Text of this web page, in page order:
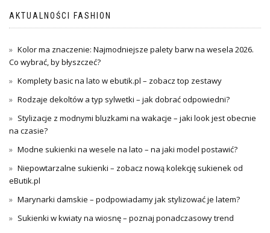
AKTUALNOŚCI FASHION
Kolor ma znaczenie: Najmodniejsze palety barw na wesela 2026.
Co wybrać, by błyszczeć?
Komplety basic na lato w ebutik.pl – zobacz top zestawy
Rodzaje dekoltów a typ sylwetki – jak dobrać odpowiedni?
Stylizacje z modnymi bluzkami na wakacje – jaki look jest obecnie
na czasie?
Modne sukienki na wesele na lato – na jaki model postawić?
Niepowtarzalne sukienki – zobacz nową kolekcję sukienek od
eButik.pl
Marynarki damskie – podpowiadamy jak stylizować je latem?
Sukienki w kwiaty na wiosnę – poznaj ponadczasowy trend